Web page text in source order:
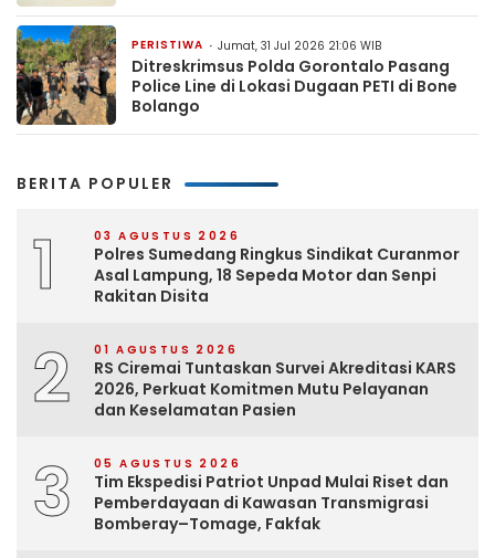
PERISTIWA Jumat, 31 Jul 2026 21:06 WIB
Ditreskrimsus Polda Gorontalo Pasang
Police Line di Lokasi Dugaan PETI di Bone
Bolango
BERITA POPULER
1 03 AGUSTUS 2026
Polres Sumedang Ringkus Sindikat Curanmor
Asal Lampung, 18 Sepeda Motor dan Senpi
Rakitan Disita
2 01 AGUSTUS 2026
RS Ciremai Tuntaskan Survei Akreditasi KARS
2026, Perkuat Komitmen Mutu Pelayanan
dan Keselamatan Pasien
3 05 AGUSTUS 2026
Tim Ekspedisi Patriot Unpad Mulai Riset dan
Pemberdayaan di Kawasan Transmigrasi
Bomberay–Tomage, Fakfak